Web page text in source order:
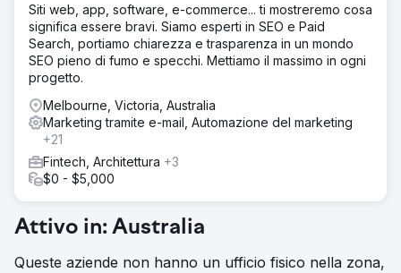
Siti web, app, software, e-commerce... ti mostreremo cosa
significa essere bravi. Siamo esperti in SEO e Paid
Search, portiamo chiarezza e trasparenza in un mondo
SEO pieno di fumo e specchi. Mettiamo il massimo in ogni
progetto.
Melbourne, Victoria, Australia
Marketing tramite e-mail, Automazione del marketing
+21
Fintech, Architettura +3
$0 - $5,000
Attivo in: Australia
Queste aziende non hanno un ufficio fisico nella zona,